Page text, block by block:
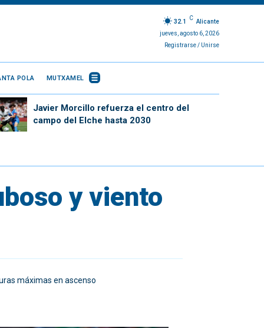
32.1
C
Alicante
jueves, agosto 6, 2026
Registrarse / Unirse
POLA MUTXAMEL
Javier Morcillo refuerza el centro del
campo del Elche hasta 2030
y viento
máximas en ascenso